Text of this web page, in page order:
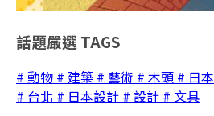
話題嚴選 TAGS
# 動物 # 建築 # 藝術 # 木頭 # 日本
# 台北 # 日本設計 # 設計 # 文具